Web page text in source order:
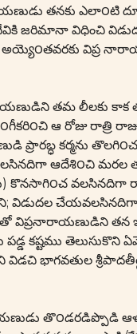
తనకు ఎలా౦టి
జరిమానా విధించి
అయ్యె౦తవరకు విప్ర
తమ లీలకు కాక
ఆ రోజు రాత్రి
కర్మను
ఆదేశి౦చి మరల తన
కొనసాగి౦చ వలసినదిగా
విడుదల చేయవలసినదిగా
విప్రనారాయణుడిని తన
కష్టము
భాగవతుల
తొ౦డరడిప్పొడి